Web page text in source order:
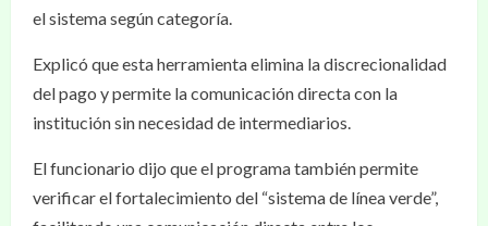
el sistema según categoría.
Explicó que esta herramienta elimina la discrecionalidad
del pago y permite la comunicación directa con la
institución sin necesidad de intermediarios.
El funcionario dijo que el programa también permite
verificar el fortalecimiento del “sistema de línea verde”,